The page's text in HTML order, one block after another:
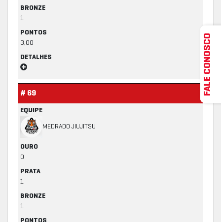
BRONZE
1
PONTOS
3,00
DETALHES
# 69
EQUIPE
MEDRADO JIUJITSU
OURO
0
PRATA
1
BRONZE
1
FALE CONOSCO